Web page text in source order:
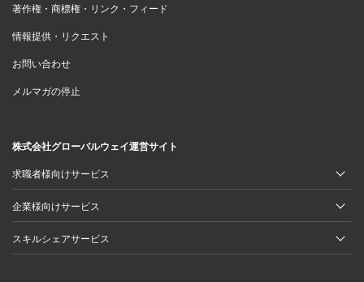
著作権・商標権・リンク・フィード
情報提供・リクエスト
お問い合わせ
メルマガの停止
株式会社グローバルウェイ運営サイト
求職者様向けサービス
企業様向けサービス
スキルシェアサービス